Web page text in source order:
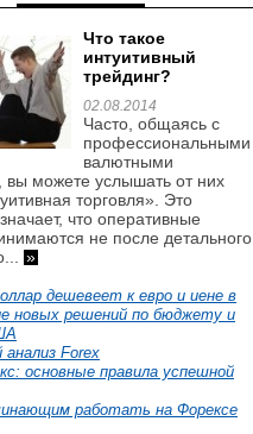
Что такое
интуитивный
трейдинг?
02.08.2014
Часто, общаясь с
профессиональными
валютными
вы можете услышать от них
торговля». Это
что оперативные
не после детального
»
дешевеет к евро и иене в
новых решений по бюджету и
анализ Forex
основные правила успешной
работать на Форексе